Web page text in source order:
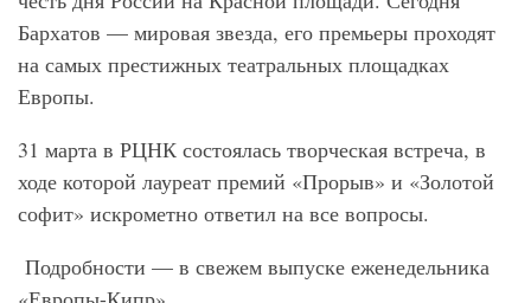
Бархатов — мировая звезда, его премьеры проходят
на самых престижных театральных площадках
Европы.
31 марта в РЦНК состоялась творческая встреча, в
ходе которой лауреат премий «Прорыв» и «Золотой
софит» искрометно ответил на все вопросы.
Подробности — в свежем выпуске еженедельника